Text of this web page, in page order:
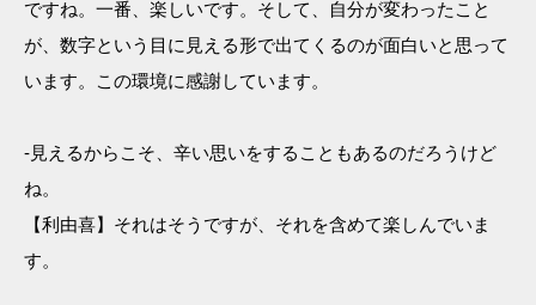
ですね。一番、楽しいです。そして、自分が変わったこと
が、数字という目に見える形で出てくるのが面白いと思って
います。この環境に感謝しています。
-見えるからこそ、辛い思いをすることもあるのだろうけど
ね。
【利由喜】それはそうですが、それを含めて楽しんでいま
す。